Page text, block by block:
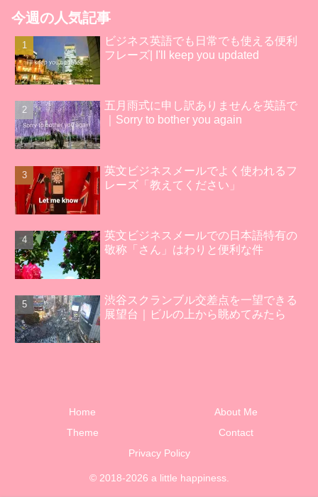
今週の人気記事
ビジネス英語でも日常でも使える便利
フレーズ| I'll keep you updated
五月雨式に申し訳ありませんを英語で
｜Sorry to bother you again
英文ビジネスメールでよく使われるフ
レーズ「教えてください」
英文ビジネスメールでの日本語特有の
敬称「さん」はわりと便利な件
渋谷スクランブル交差点を一望できる
展望台｜ビルの上から眺めてみたら
Home
About Me
Theme
Contact
Privacy Policy
© 2018-2026 a little happiness.